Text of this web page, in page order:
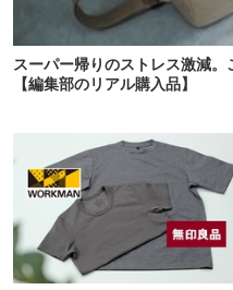
スーパー帰りのストレス激減
【編集部のリアル購入品】